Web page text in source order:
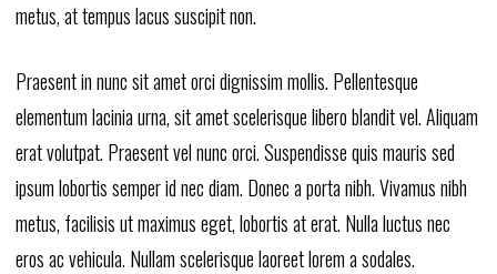
metus, at tempus lacus suscipit non.
Praesent in nunc sit amet orci dignissim mollis. Pellentesque
elementum lacinia urna, sit amet scelerisque libero blandit vel. Aliquam
erat volutpat. Praesent vel nunc orci. Suspendisse quis mauris sed
ipsum lobortis semper id nec diam. Donec a porta nibh. Vivamus nibh
metus, facilisis ut maximus eget, lobortis at erat. Nulla luctus nec
eros ac vehicula. Nullam scelerisque laoreet lorem a sodales.